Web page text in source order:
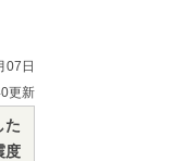
07日
更新
た
度